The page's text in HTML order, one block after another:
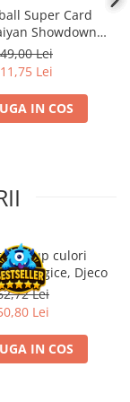
Super Card
Showdown
Pack PP06
Lei
Lei
IN COS
up culori
alergice, Djeco
Lei
Lei
IN COS